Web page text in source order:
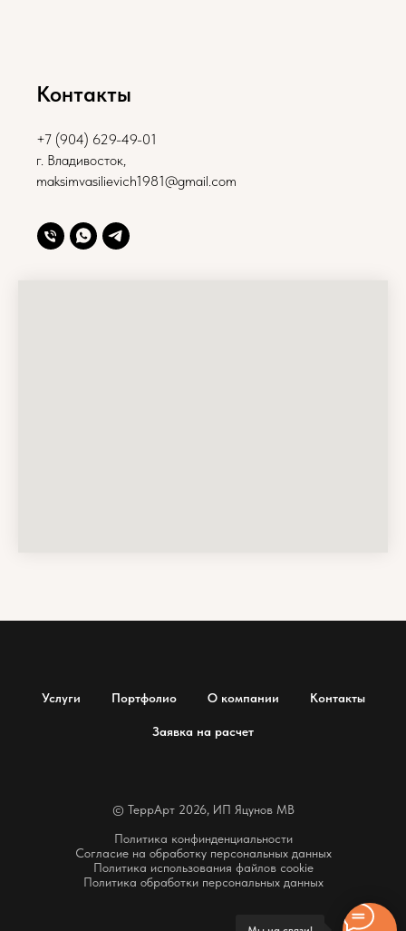
Контакты
+7 (904) 629-49-01
г. Владивосток,
maksimvasilievich1981@gmail.com
Услуги Портфолио О компании Контакты
Заявка на расчет
© ТеррАрт 2026, ИП Яцунов МВ
Политика конфинденциальности
Согласие на обработку персональных данных
Политика использования файлов cookie
Политика обработки персональных данных